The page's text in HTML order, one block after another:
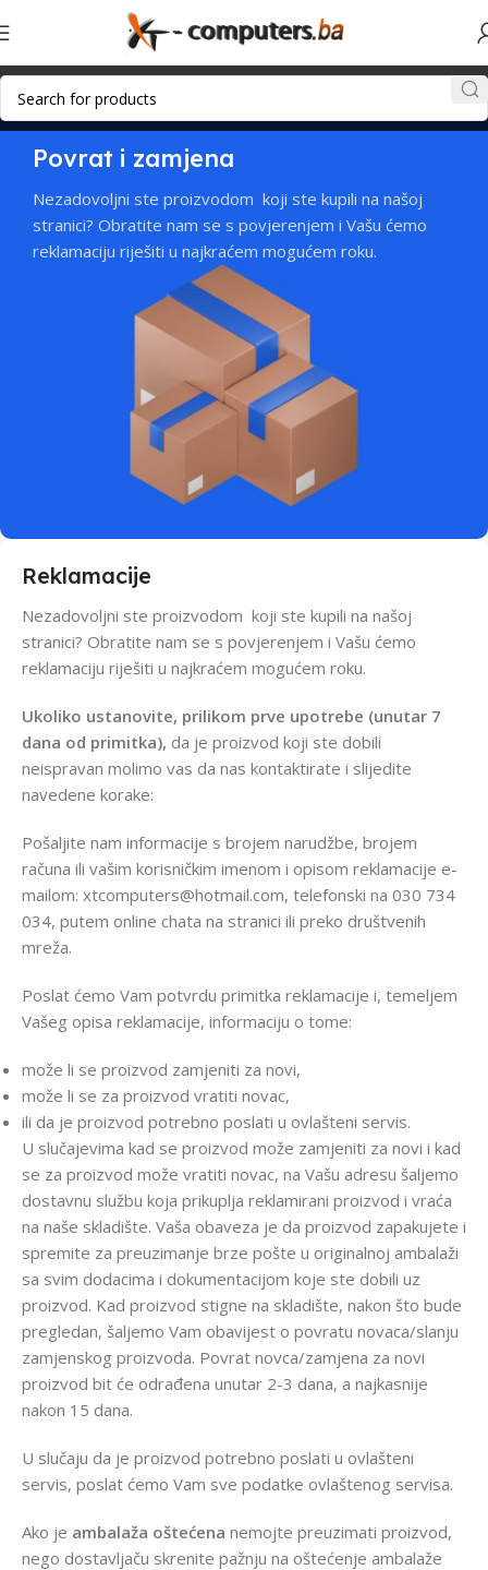
Povrat i zamjena
Nezadovoljni ste proizvodom koji ste kupili na našoj
stranici? Obratite nam se s povjerenjem i Vašu ćemo
reklamaciju riješiti u najkraćem mogućem roku.
Reklamacije
Nezadovoljni ste proizvodom koji ste kupili na našoj
stranici? Obratite nam se s povjerenjem i Vašu ćemo
reklamaciju riješiti u najkraćem mogućem roku.
Ukoliko ustanovite, prilikom prve upotrebe (unutar 7
dana od primitka), da je proizvod koji ste dobili
neispravan molimo vas da nas kontaktirate i slijedite
navedene korake:
Pošaljite nam informacije s brojem narudžbe, brojem
računa ili vašim korisničkim imenom i opisom reklamacije e-
mailom: xtcomputers@hotmail.com, telefonski na 030 734
034, putem online chata na stranici ili preko društvenih
mreža.
Poslat ćemo Vam potvrdu primitka reklamacije i, temeljem
Vašeg opisa reklamacije, informaciju o tome:
može li se proizvod zamjeniti za novi,
može li se za proizvod vratiti novac,
ili da je proizvod potrebno poslati u ovlašteni servis.
U slučajevima kad se proizvod može zamjeniti za novi i kad
se za proizvod može vratiti novac, na Vašu adresu šaljemo
dostavnu službu koja prikuplja reklamirani proizvod i vraća
na naše skladište. Vaša obaveza je da proizvod zapakujete i
spremite za preuzimanje brze pošte u originalnoj ambalaži
sa svim dodacima i dokumentacijom koje ste dobili uz
proizvod. Kad proizvod stigne na skladište, nakon što bude
pregledan, šaljemo Vam obavijest o povratu novaca/slanju
zamjenskog proizvoda. Povrat novca/zamjena za novi
proizvod bit će odrađena unutar 2-3 dana, a najkasnije
nakon 15 dana.
U slučaju da je proizvod potrebno poslati u ovlašteni
servis, poslat ćemo Vam sve podatke ovlaštenog servisa.
Ako je ambalaža oštećena nemojte preuzimati proizvod,
nego dostavljaču skrenite pažnju na oštećenje ambalaže